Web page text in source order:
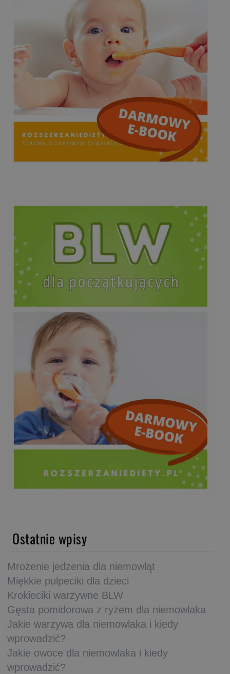
Ostatnie wpisy
Mrożenie jedzenia dla niemowląt
Miękkie pulpeciki dla dzieci
Krokieciki warzywne BLW
Gęsta pomidorowa z ryżem dla niemowlaka
Jakie warzywa dla niemowlaka i kiedy
wprowadzić?
Jakie owoce dla niemowlaka i kiedy
wprowadzić?